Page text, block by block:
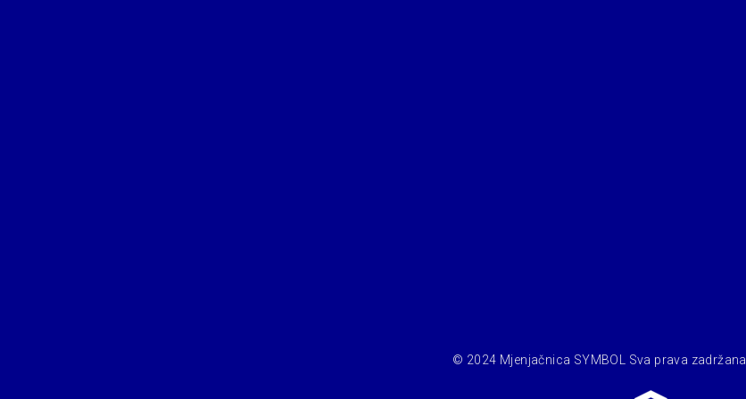
© 2024 Mjenjačnica SYMBOL Sva prava zadržana